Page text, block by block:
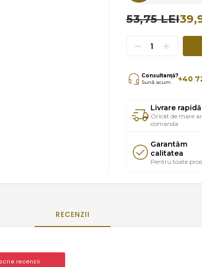
53,75 LEI
Consultanță?
Sună acum
+40
Livrare rapidă
Oricât de mare
comanda
Garantăm
calitatea
Pentru toate
RECENZII
recenzii